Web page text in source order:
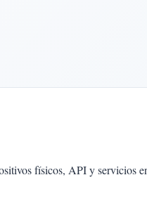
físicos, API y servicios